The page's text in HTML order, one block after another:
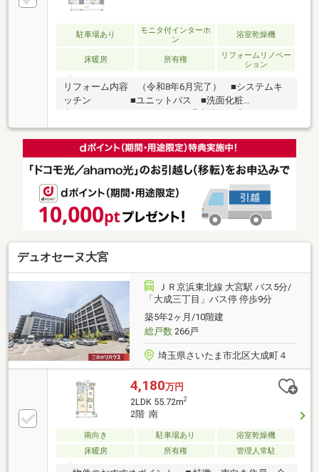
駐車場あり
モニタ付インターホ
ン
浴室乾燥機
床暖房 所有権
リフォームリノベー
ション
リフォーム内容 （令和8年6月完了） ■システムキ
ッチン ■ユニットバス ■洗面化粧
台 ■トイレ（温水洗浄便座） ■フロ
ーリング、建具・玄関収納、収納棚、洗濯水栓、防水
パン、壁・天井クロス、フロアタイル、エアコン（1
基）、照明器具、スイッチ・コンセント□住信SBI代理
事業 東宝ハウスフィナンシャル（T.sローン）□auじぶ
1.130％ ※所定のガンと診断されたら住宅ローン残
高が0円になる『ガン団信』がついた金利です□365日
24時間住まいの駆付けサービス（3年間無料） □東宝ハ
デュオセーヌ大宮
ＪＲ京浜東北線 大宮駅 バス5分/
「大成三丁目」バス停 停歩9分
築5年2ヶ月/10階建
総戸数266戸
埼玉県さいたま市北区大成町４
4,180万円
2LDK 55.72m2
2階 南
南向き 駐車場あり
浴室乾燥機
床暖房
所有権 管理人常駐